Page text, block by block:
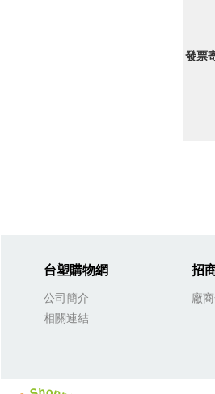
發票
台塑購物網
公司簡介
相關連結
招
廠